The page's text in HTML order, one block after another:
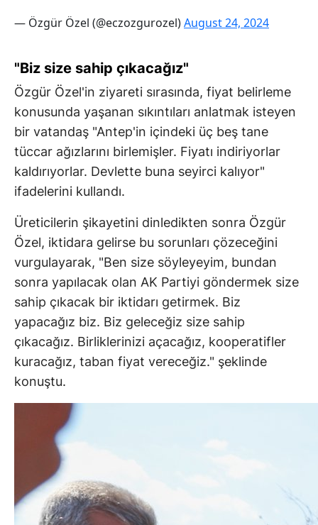
— Özgür Özel (@eczozgurozel)August 24, 2024
"Biz size sahip çıkacağız"
Özgür Özel'in ziyareti sırasında, fiyat belirleme
konusunda yaşanan sıkıntıları anlatmak isteyen
bir vatandaş "Antep'in içindeki üç beş tane
tüccar ağızlarını birlemişler. Fiyatı indiriyorlar
kaldırıyorlar. Devlette buna seyirci kalıyor"
ifadelerini kullandı.
Üreticilerin şikayetini dinledikten sonra Özgür
Özel, iktidara gelirse bu sorunları çözeceğini
vurgulayarak, "Ben size söyleyeyim, bundan
sonra yapılacak olan AK Partiyi göndermek size
sahip çıkacak bir iktidarı getirmek. Biz
yapacağız biz. Biz geleceğiz size sahip
çıkacağız. Birliklerinizi açacağız, kooperatifler
kuracağız, taban fiyat vereceğiz." şeklinde
konuştu.